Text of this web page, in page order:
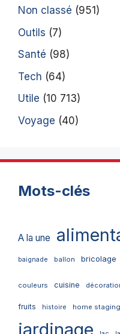
Non classé (951)
Outils (7)
Santé (98)
Tech (64)
Utile (10 713)
Voyage (40)
Mots-clés
A la une
baignade ballon bricolage
couleurs cuisine
fruits histoire home staging
jardinage